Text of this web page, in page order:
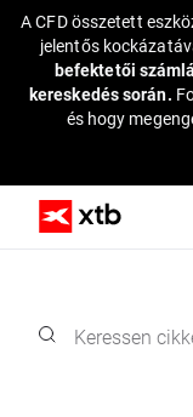
A CFD összetett
jelentős
befektetői
kereskedés során.
és hogy